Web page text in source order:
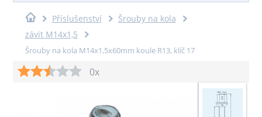
Příslušenství
Šrouby na kola
závit M14x1,5
Šrouby na kola M14x1,5x60mm koule R13, klíč 17
0x